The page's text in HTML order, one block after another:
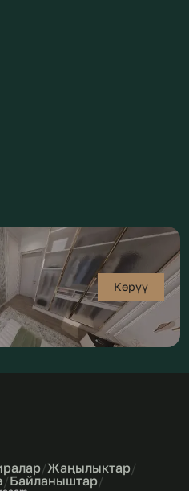
Көрүү
/Жаңылыктар/
/Байланыштар/